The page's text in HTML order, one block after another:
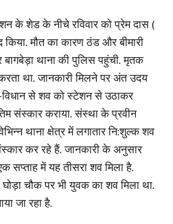
के शेड के नीचे रविवार को प्रेम दास (
मौत का कारण ठंड और बीमारी
बागबेड़ा थाना की पुलिस पहुंची. मृतक
था. जानकारी मिलने पर अंत उदय
विधान से शव को स्टेशन से उठाकर
संस्कार कराया. संस्था के प्रवीन
थाना क्षेत्र में लगातार नि:शुल्क शव
कर रहे हैं. जानकारी के अनुसार
सप्ताह में यह तीसरा शव मिला है.
चौक पर भी युवक का शव मिला था.
जा रहा है.